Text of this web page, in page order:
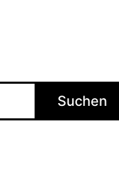
Suchen